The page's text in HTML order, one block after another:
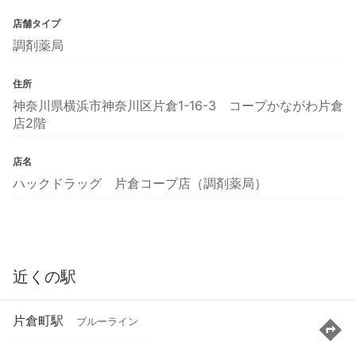
店舗タイプ
調剤薬局
住所
神奈川県横浜市神奈川区片倉1-16-3 コープかながわ片倉
店2階
店名
ハックドラッグ 片倉コープ店（調剤薬局）
近くの駅
片倉町駅 ブルーライン